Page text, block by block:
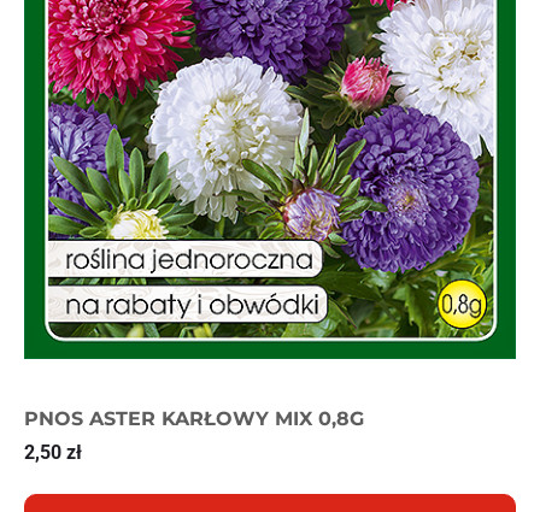
PNOS ASTER KARŁOWY MIX 0,8G
2,50 zł